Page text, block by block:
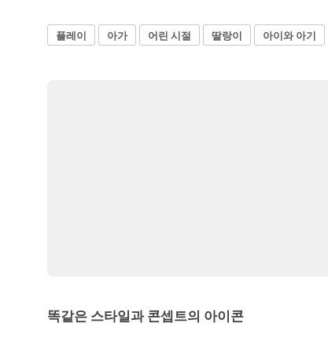
플레이 아가 어린 시절 딸랑이 아이와 아기
똑같은 스타일과 콘셉트의 아이콘